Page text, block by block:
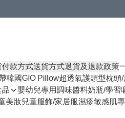
付款方式送貨方式退貨及退款政策
韓國GIO Pillow超透氣護頭型枕頭/
品
嬰幼兒專用調味醬料奶瓶/學習
美妝兒童服飾/家居服濕疹敏感肌